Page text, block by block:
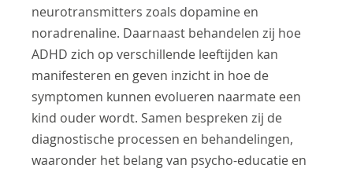
neurotransmitters zoals dopamine en
noradrenaline. Daarnaast behandelen zij hoe
ADHD zich op verschillende leeftijden kan
manifesteren en geven inzicht in hoe de
symptomen kunnen evolueren naarmate een
kind ouder wordt. Samen bespreken zij de
diagnostische processen en behandelingen,
waaronder het belang van psycho-educatie en